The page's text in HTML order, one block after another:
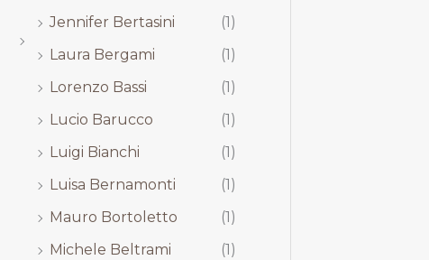
Jennifer Bertasini
(1)
Laura Bergami
(1)
Lorenzo Bassi
(1)
Lucio Barucco
(1)
Luigi Bianchi
(1)
Luisa Bernamonti
(1)
Mauro Bortoletto
(1)
Michele Beltrami
(1)